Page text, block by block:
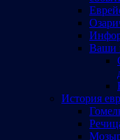
Ваши
История